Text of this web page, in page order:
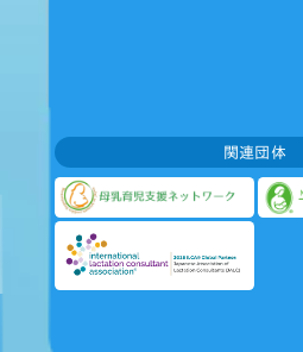
関連団体